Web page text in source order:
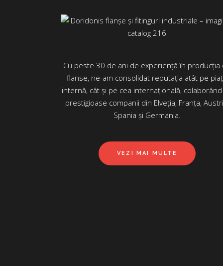
Cu peste 30 de ani de experiență în producția
flanse, ne-am consolidat reputația atât pe
internă, cât și pe cea internațională,
prestigioase companii din Elveția, Franța,
Spania și Germania.
VEZI MAI MULTE